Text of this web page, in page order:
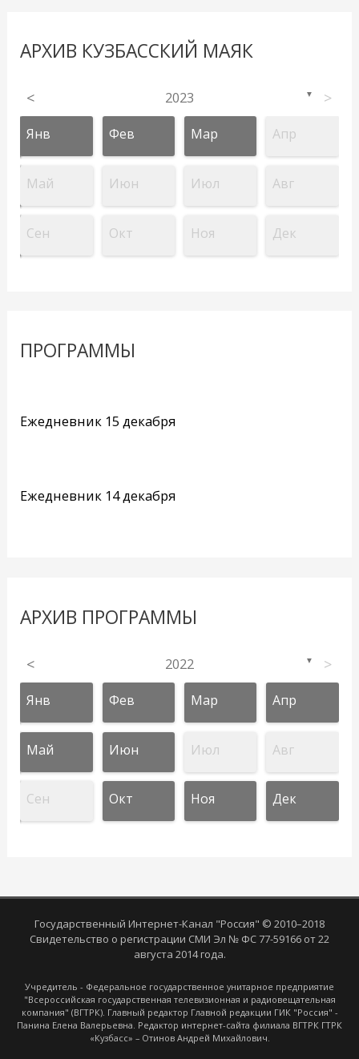
АРХИВ КУЗБАССКИЙ МАЯК
< 2023 ▼ >
Янв Фев Мар Апр
Май Июн Июл Авг
Сен Окт Ноя Дек
ПРОГРАММЫ
Ежедневник 15 декабря
Ежедневник 14 декабря
АРХИВ ПРОГРАММЫ
< 2022 ▼ >
Янв Фев Мар Апр
Май Июн Июл Авг
Сен Окт Ноя Дек
Государственный Интернет-Канал "Россия" © 2010–2018
Свидетельство о регистрации СМИ Эл № ФС 77-59166 от 22
августа 2014 года.
Учредитель - Федеральное государственное унитарное предприятие
"Всероссийская государственная телевизионная и радиовещательная
компания" (ВГТРК). Главный редактор Главной редакции ГИК "Россия" -
Панина Елена Валерьевна. Редактор интернет-сайта филиала ВГТРК ГТРК
«Кузбасс» – Отинов Андрей Михайлович.